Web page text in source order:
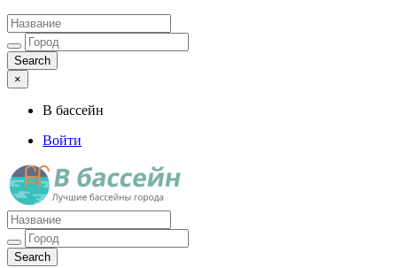
×
В бассейн
Войти
Лучшие бассейны города